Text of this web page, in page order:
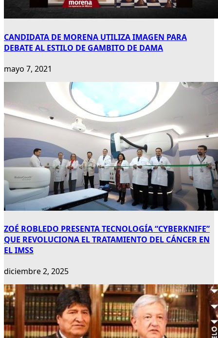
CANDIDATA DE MORENA UTILIZA IMAGEN PARA
DEBATE AL ESTILO DE GAMBITO DE DAMA
mayo 7, 2021
ZOÉ ROBLEDO PRESENTA TECNOLOGÍA “CYBERKNIFE”
QUE REVOLUCIONA EL TRATAMIENTO DEL CÁNCER EN
EL IMSS
diciembre 2, 2025